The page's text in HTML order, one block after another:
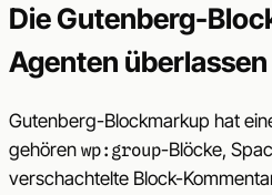
Die Gutenberg-
Agenten überlassen
Gutenberg-Blockmarkup hat
gehören wp:group-Blöcke,
verschachtelte Block-